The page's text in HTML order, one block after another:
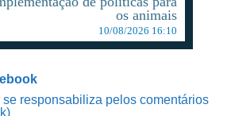
os animais
10/08/2026 16:10
responsabiliza pelos comentários